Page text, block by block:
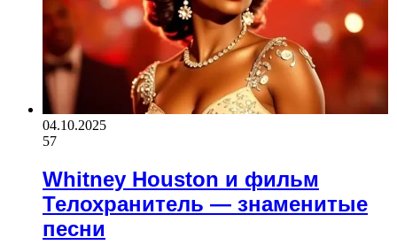
04.10.2025
57
Whitney Houston и фильм
Телохранитель — знаменитые
песни